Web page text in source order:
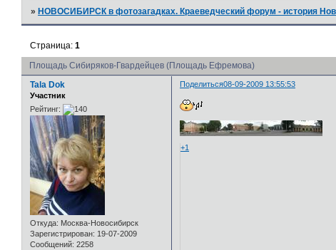
»НОВОСИБИРСК в фотозагадках. Краеведческий форум - история
Площадь Сибиряков-Гвардейцев (Площадь Ефремова)
Страница:1
Поделиться08-09-2009 13:55:53
Tala Dok
Участник
Рейтинг:
Откуда: Москва-Новосибирск
Зарегистрирован: 19-07-2009
Сообщений: 2258
+1